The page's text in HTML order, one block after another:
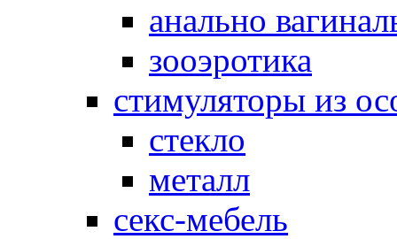
анально
зооэротика
стимуляторы из
стекло
металл
секс-мебель